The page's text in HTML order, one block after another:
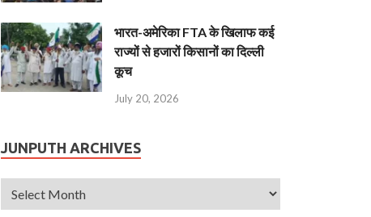
भारत-अमेरिका FTA के खिलाफ कई
राज्यों से हजारों किसानों का दिल्ली
कूच
July 20, 2026
JUNPUTH ARCHIVES